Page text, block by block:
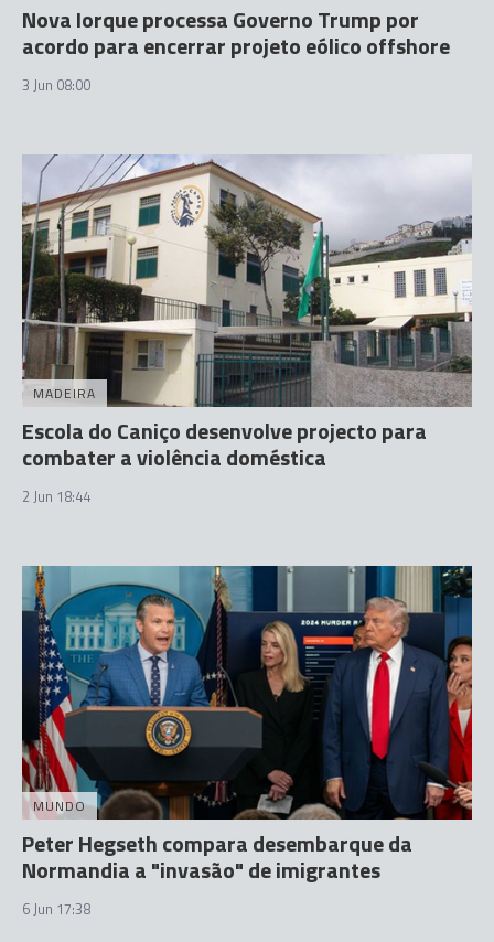
Nova Iorque processa Governo Trump por
acordo para encerrar projeto eólico offshore
3 Jun 08:00
MADEIRA
Escola do Caniço desenvolve projecto para
combater a violência doméstica
2 Jun 18:44
MUNDO
Peter Hegseth compara desembarque da
Normandia a "invasão" de imigrantes
6 Jun 17:38